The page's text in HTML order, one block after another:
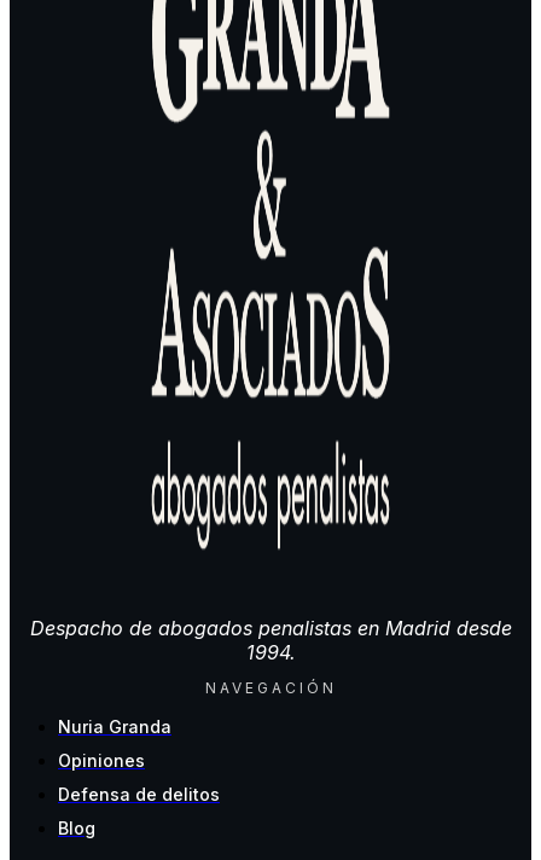
Despacho de abogados penalistas en Madrid desde
1994.
NAVEGACIÓN
Nuria Granda
Opiniones
Defensa de delitos
Blog